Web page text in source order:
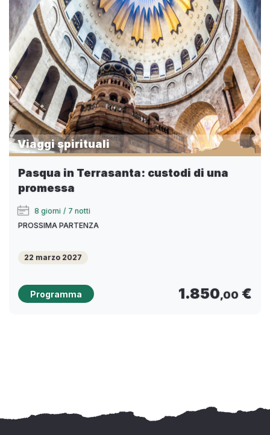
Viaggi spirituali
Pasqua in Terrasanta: custodi di una
promessa
8 giorni / 7 notti
PROSSIMA PARTENZA
22 marzo 2027
Programma 1.850,00 €